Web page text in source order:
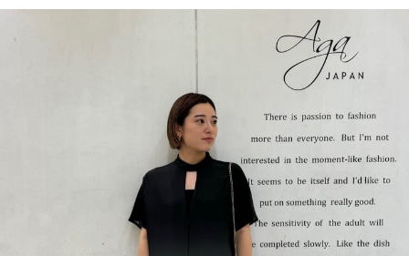
STORE BRAND・LABELから探す
予約商品